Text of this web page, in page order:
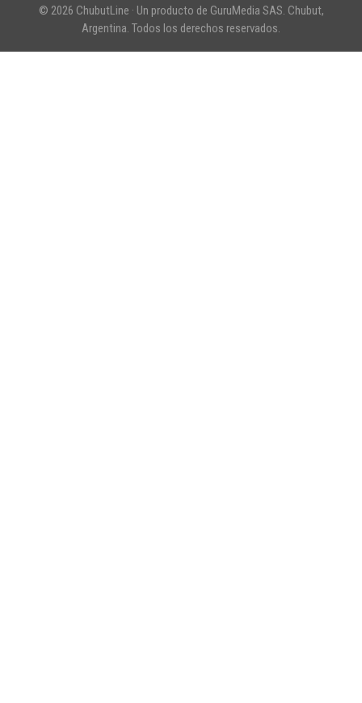
© 2026 ChubutLine · Un producto de GuruMedia SAS. Chubut,
Argentina. Todos los derechos reservados.